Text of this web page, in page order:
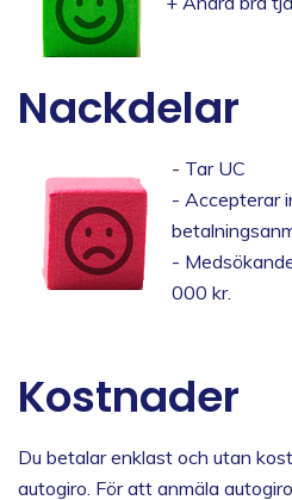
Nackdelar
- Tar UC
- Accepterar
-
000 kr.
Kostnader
Du betalar enklast och utan
autogiro. För att anmäla